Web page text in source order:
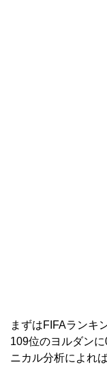
まずはFIFAランキ
109位のヨルダン
ニカル分析によれ